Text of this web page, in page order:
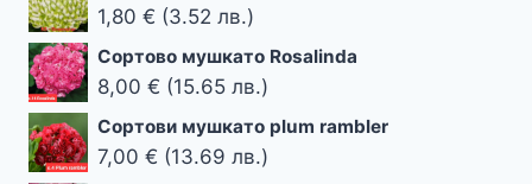
1,80 € (3.52 лв.)
Сортово мушкато Rosalinda
8,00 € (15.65 лв.)
Сортови мушкато plum rambler
7,00 € (13.69 лв.)